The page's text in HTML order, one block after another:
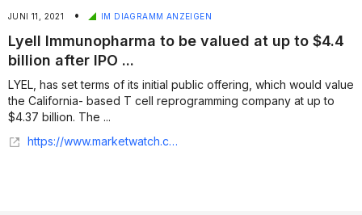
JUNI 11, 2021 • IM DIAGRAMM ANZEIGEN
Lyell Immunopharma to be valued at up to $4.4
billion after IPO ...
LYEL, has set terms of its initial public offering, which would value
the California- based T cell reprogramming company at up to
$4.37 billion. The ...
https://www.marketwatch.com/story/lyell-immunopharma-to-be-valued-at-up-to-44-billion-after-ipo-terms-set-2021-06-09